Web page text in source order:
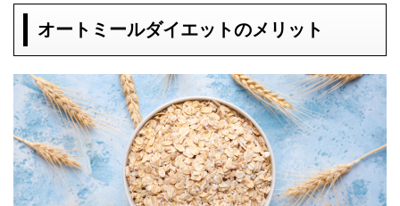
オートミールダイエットのメリット